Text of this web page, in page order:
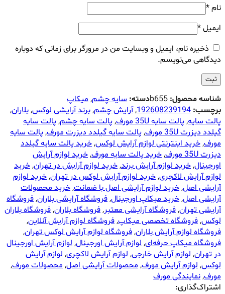
نام*
ایمیل*
ذخیره نام، ایمیل و وبسایت من در مرورگر برای زمانی که دوباره
دیدگاهی می‌نویسم.
شناسه محصول: b655دسته: سایه چشم,میکاپ
برچسب: 192608239194
,آرایش چشم,برند آرایشی لوکس,بلاران,
پالت سایه,پالت سایه 35U مورف ,پالت سایه چشم,پالت سایه
گیلدد دیزرت 35U مورف
,پالت سایه گیلدد دیزرت مورف,پالت سایه
مورف,خرید اینترنتی لوازم آرایش لوکس,خرید پالت سایه گیلدد
دیزرت 35U مورف
,خرید پالت سایه مورف,خرید لوازم آرایش
اورجینال,خرید لوازم آرایش برند,خرید لوازم آرایش در تهران,خرید
لوازم آرایش لاکچری,خرید لوازم آرایش لوکس در تهران,خرید لوازم
آرایشی اصل,خرید لوازم آرایشی اصل با ضمانت,خرید محصولات
آرایشی اصل,خرید میکاپ اورجینال,فروشگاه آرایشی بلاران,فروشگاه
آرایشی تهران,فروشگاه آرایشی معتبر,فروشگاه بلاران,فروشگاه بلاران
لوکس,فروشگاه تخصصی میکاپ,فروشگاه لوازم آرایش آنلاین,
فروشگاه لوازم آرایش بلاران,فروشگاه لوازم آرایش لوکس تهران,
فروشگاه میکاپ حرفه‌ای,لوازم آرایش اورجینال,لوازم آرایش اورجینال
در تهران,لوازم آرایش خارجی,لوازم آرایش لاکچری,لوازم آرایش
لوکس,لوازم آرایش مورف,محصولات آرایشی اصل,محصولات مورف,
مورف,نمایندگی مورف
اشتراک‌گذاری: